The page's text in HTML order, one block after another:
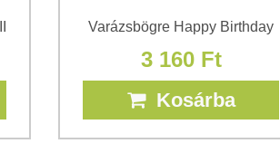
Varázsbögre Happy Birthday
3 160 Ft
Kosárba